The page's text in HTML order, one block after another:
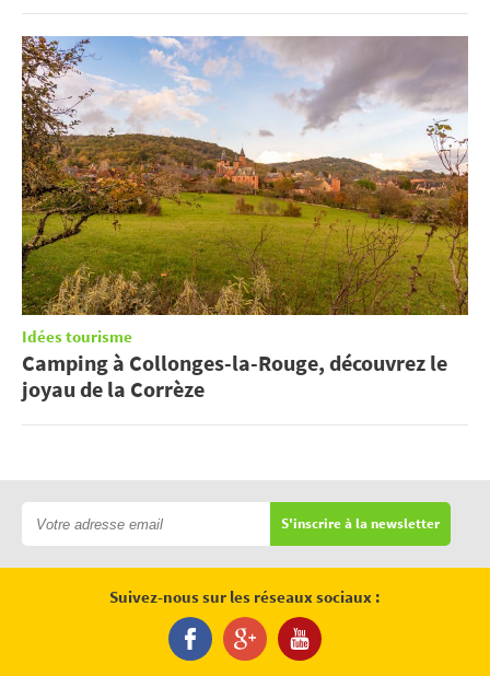
Idées tourisme
Camping à Collonges-la-Rouge, découvrez le
joyau de la Corrèze
S'inscrire à la newsletter
Suivez-nous sur les réseaux sociaux :